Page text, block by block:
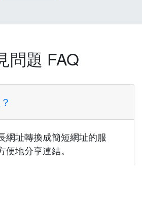
問題 FAQ
網址轉換成簡短網址的服
地分享連結。